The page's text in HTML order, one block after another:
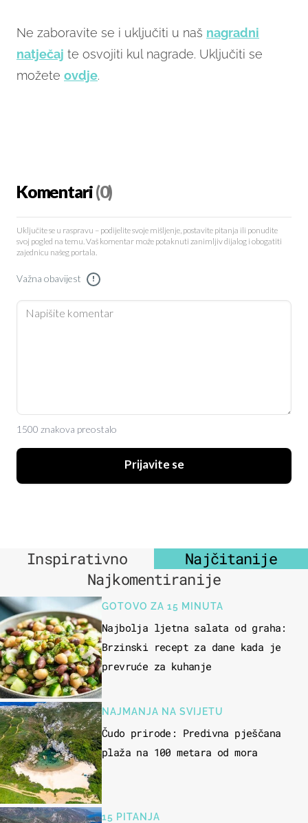
Ne zaboravite se i uključiti u naš nagradni
natječaj te osvojiti kul nagrade. Uključiti se
možete ovdje.
Komentari(0)
Uključite se u raspravu – podijelite svoje mišljenje, postavite pitanja ili ponudite
svoj pogled na temu. Vaš komentar može potaknuti zanimljiv dijalog i obogatiti
zajednicu našeg portala.
Važna obavijest !
1500 znakova preostalo
Prijavite se
Inspirativno
Najčitanije
Najkomentiranije
GOTOVO ZA 15 MINUTA
Najbolja ljetna salata od graha:
Brzinski recept za dane kada je
prevruće za kuhanje
NAJMANJA NA SVIJETU
Čudo prirode: Predivna pješčana
plaža na 100 metara od mora
15 PITANJA